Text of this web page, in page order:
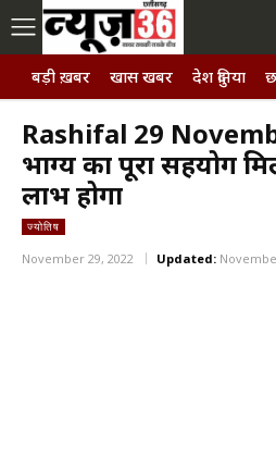
बड़ी ख़बर खास खबर देश दुनिया
Rashifal 29
भाग्य का पूरा सहयोग
लाभ होगा
ज्योतिष
November 29, 2022 Updated: